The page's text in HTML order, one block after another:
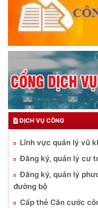
DỊCH VỤ CÔNG
Lĩnh vực quản lý vũ
Đăng ký, quản lý cư
Đăng ký, quản lý
đường bộ
Cấp thẻ Căn cước